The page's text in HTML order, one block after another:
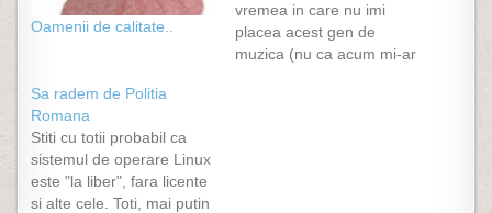
Oamenii de calitate..
vremea in care nu imi
placea acest gen de
muzica (nu ca acum mi-ar
Sa radem de Politia
Romana
Stiti cu totii probabil ca
sistemul de operare Linux
este "la liber", fara licente
si alte cele. Toti, mai putin